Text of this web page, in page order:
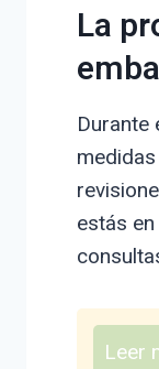
La
Durante
estás
Leer